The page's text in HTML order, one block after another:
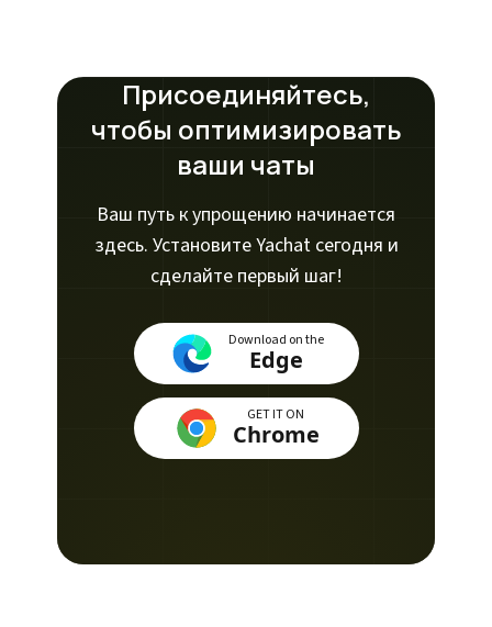
Присоединяйтесь,
чтобы оптимизировать
ваши чаты
Ваш путь к упрощению начинается
здесь. Установите Yachat сегодня и
сделайте первый шаг!
Download on the
Edge
GET IT ON
Chrome